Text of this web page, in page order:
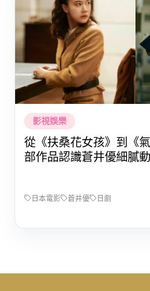
影視娛樂
從《扶桑花女孩》到《
部作品認識蒼井優細膩
日本電影 蒼井優 日劇